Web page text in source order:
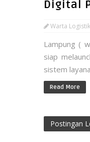
Digital
Warta
Lampung (
siap
sistem
Read More
Postingan